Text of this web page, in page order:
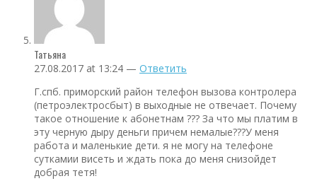
Татьяна
27.08.2017 at 13:24 — Ответить
Г.спб. приморский район телефон вызова контролера
(петроэлектросбыт) в выходные не отвечает. Почему
такое отношение к абонетнам ??? За что мы платим в
эту черную дыру деньги причем немалые???У меня
работа и маленькие дети. я не могу на телефоне
суткамии висеть и ждать пока до меня снизойдет
добрая тетя!